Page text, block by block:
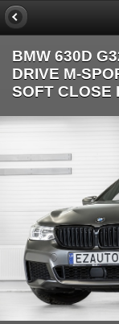
BMW 630D
DRIVE M-
SOFT CLOSE